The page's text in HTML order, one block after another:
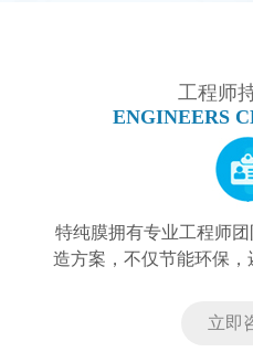
工程师
ENGINEERS
特纯膜拥有专业工程师
造方案，不仅节能环保，
立即